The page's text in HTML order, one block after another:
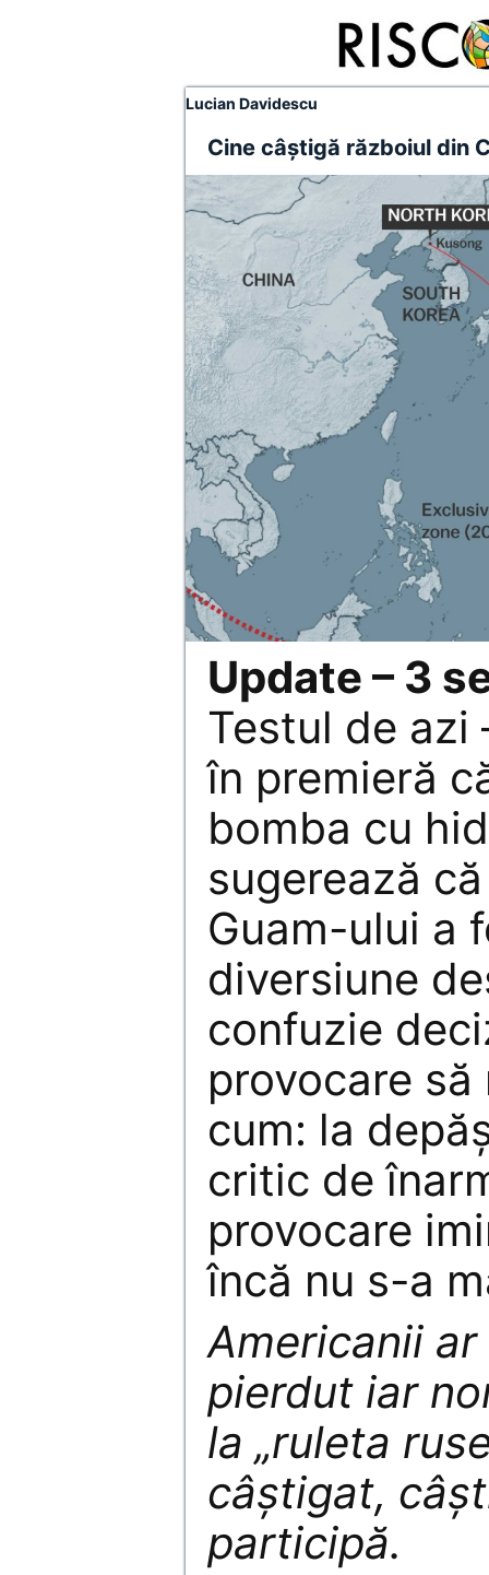
Lucian Davidescu
Cine câștigă războiul din
Update – 3
Testul de azi
în premieră
bomba cu
sugerează
Guam-ului a
diversiune
confuzie
provocare
cum: la
critic de
provocare
încă nu s-a
Americanii
pierdut iar
la „ruleta
câștigat,
participă.